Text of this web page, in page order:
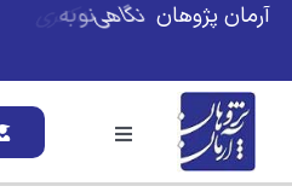
Skipآرمان پژوهان
Toggle
Navigation